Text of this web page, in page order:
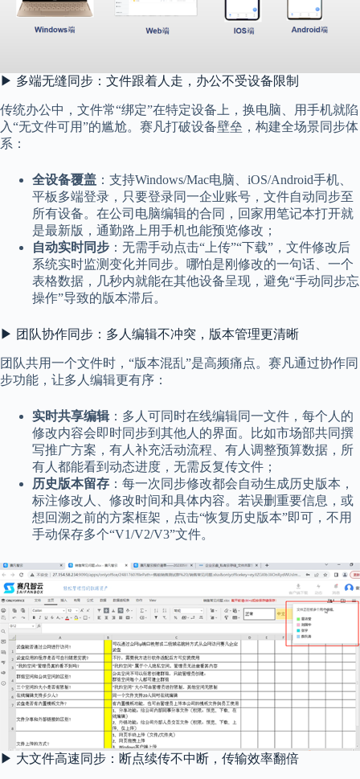
▶ 多端无缝同步：文件跟着人走，办公不受设备限制
传统办公中，文件常“绑定”在特定设备上，换电脑、用手机就陷
入“无文件可用”的尴尬。赛凡打破设备壁垒，构建全场景同步体
系：
全设备覆盖 ：支持Windows/Mac电脑、iOS/Android手机、
平板多端登录，只要登录同一企业账号，文件自动同步至
所有设备。在公司电脑编辑的合同，回家用笔记本打开就
是最新版，通勤路上用手机也能预览修改；
自动实时同步 ：无需手动点击“上传”“下载”，文件修改后
系统实时监测变化并同步。哪怕是刚修改的一句话、一个
表格数据，几秒内就能在其他设备呈现，避免“手动同步忘
操作”导致的版本滞后。
▶ 团队协作同步：多人编辑不冲突，版本管理更清晰
团队共用一个文件时，“版本混乱”是高频痛点。赛凡通过协作同
步功能，让多人编辑更有序：
实时共享编辑：多人可同时在线编辑同一文件，每个人的
修改内容会即时同步到其他人的界面。比如市场部共同撰
写推广方案，有人补充活动流程、有人调整预算数据，所
有人都能看到动态进度，无需反复传文件；
历史版本留存 ：每一次同步修改都会自动生成历史版本，
标注修改人、修改时间和具体内容。若误删重要信息，或
想回溯之前的方案框架，点击“恢复历史版本”即可，不用
手动保存多个“V1/V2/V3”文件。
▶ 大文件高速同步：断点续传不中断，传输效率翻倍